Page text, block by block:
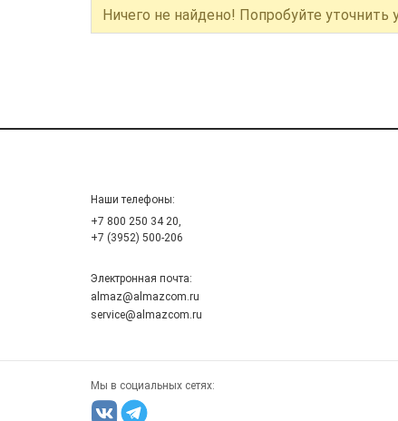
Ничего не найдено! Попробуйте уточнить
Наши телефоны:
+7 800 250 34 20,
+7 (3952) 500-206
Электронная почта:
almaz@almazcom.ru
service@almazcom.ru
Мы в социальных сетях: